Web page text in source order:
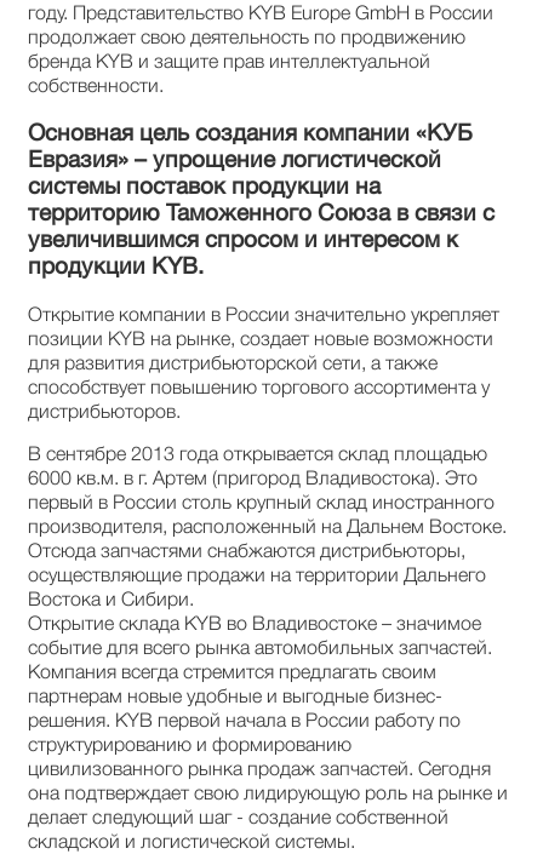
году. Представительство KYB Europe GmbH в России
продолжает свою деятельность по продвижению
бренда KYB и защите прав интеллектуальной
собственности.
Основная цель создания компании «КУБ
Евразия» – упрощение логистической
системы поставок продукции на
территорию Таможенного Союза в связи с
увеличившимся спросом и интересом к
продукции KYB.
Открытие компании в России значительно укрепляет
позиции KYB на рынке, создает новые возможности
для развития дистрибьюторской сети, а также
способствует повышению торгового ассортимента у
дистрибьюторов.
В сентябре 2013 года открывается склад площадью
6000 кв.м. в г. Артем (пригород Владивостока). Это
первый в России столь крупный склад иностранного
производителя, расположенный на Дальнем Востоке.
Отсюда запчастями снабжаются дистрибьюторы,
осуществляющие продажи на территории Дальнего
Востока и Сибири.
Открытие склада KYB во Владивостоке – значимое
событие для всего рынка автомобильных запчастей.
Компания всегда стремится предлагать своим
партнерам новые удобные и выгодные бизнес-
решения. KYB первой начала в России работу по
структурированию и формированию
цивилизованного рынка продаж запчастей. Сегодня
она подтверждает свою лидирующую роль на рынке и
делает следующий шаг - создание собственной
складской и логистической системы.